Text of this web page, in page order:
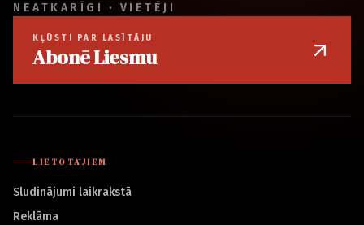
NEATKARĪGI · VIETĒJI
KĻŪSTI PAR LASĪTĀJU
Abonē Liesmu
LIETOTĀJIEM
Sludinājumi laikrakstā
Reklāma